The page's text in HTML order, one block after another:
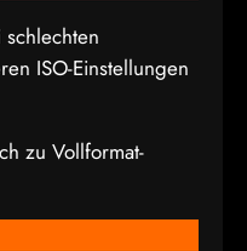
ISO-Einstellungen
zu Vollformat-